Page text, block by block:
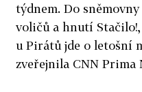
týdnem. Do
voličů a hnutí Stačilo!,
u Pirátů jde o letošní
zveřejnila CNN Prima